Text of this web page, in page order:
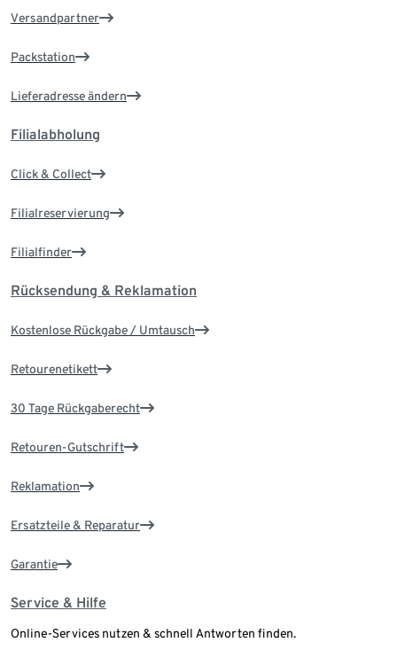
Versandpartner
Packstation
Lieferadresse ändern
Filialabholung
Click & Collect
Filialreservierung
Filialfinder
Rücksendung & Reklamation
Kostenlose Rückgabe / Umtausch
Retourenetikett
30 Tage Rückgaberecht
Retouren-Gutschrift
Reklamation
Ersatzteile & Reparatur
Garantie
Service & Hilfe
Online-Services nutzen & schnell Antworten finden.